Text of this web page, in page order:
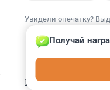
Увидели опечатку?
Получай